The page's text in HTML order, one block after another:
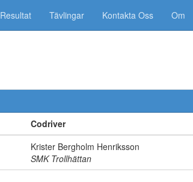
Resultat Tävlingar Kontakta Oss Om
Codriver
Krister Bergholm Henriksson
SMK Trollhättan